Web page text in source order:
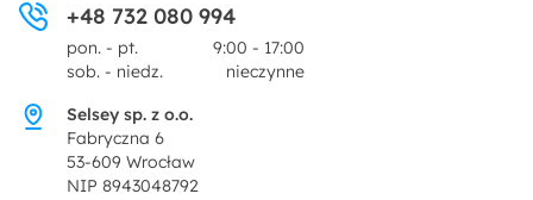
Dekoracje i akcesoria
Promocje
Zwroty
Pytania i odpowiedzi
Centrum prasowe
Regulamin
+48 732 080 994
pon. - pt.
9:00 - 17:00
sob. - niedz.
nieczynne
Selsey sp. z o.o.
Fabryczna 6
53-609 Wrocław
NIP 8943048792